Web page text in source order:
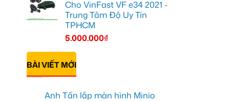
Cho VinFast VF e34 2021 -
Trung Tâm Độ Uy Tín
TPHCM
5.000.000₫
BÀI VIẾT MỚI
Anh Tấn lắp màn hình Minio